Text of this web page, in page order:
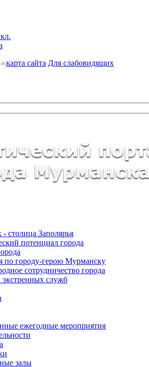
карта сайта Для слабовидящих
столица Заполярья
потенциал города
по городу-герою Мурманску
сотрудничество города
служб
ежегодные мероприятия
залы